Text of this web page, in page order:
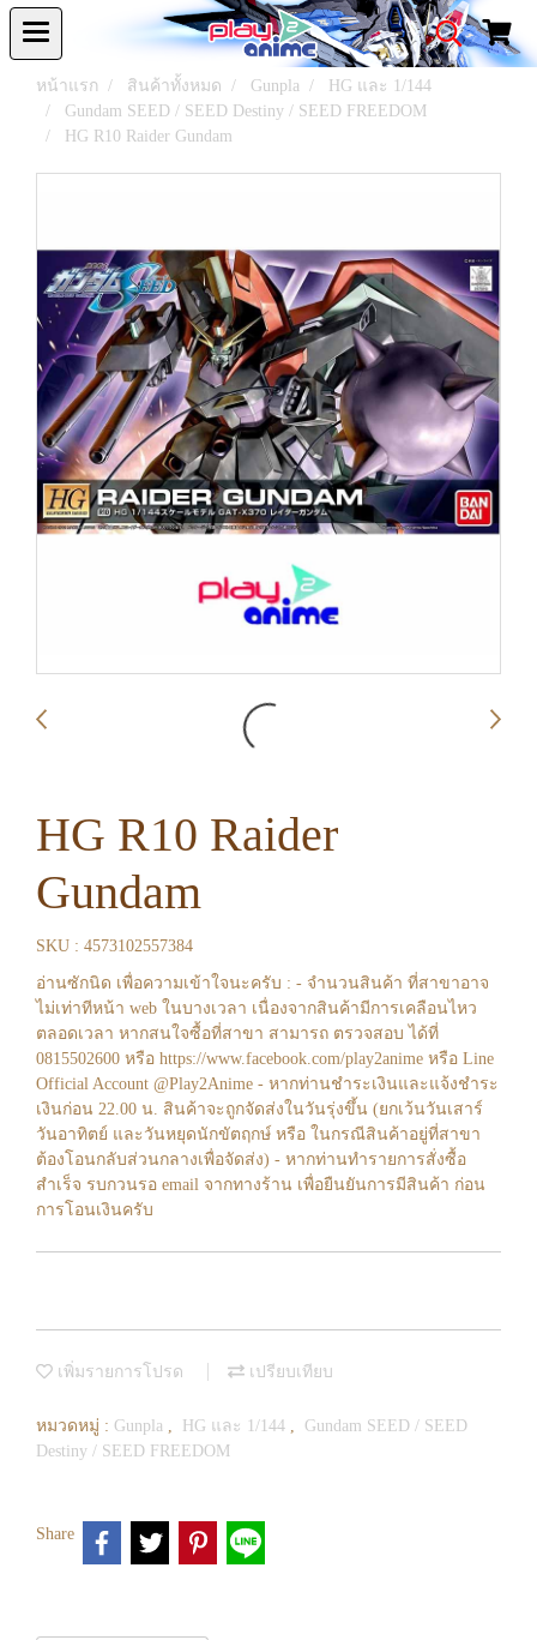
หน้าแรก สินค้าทั้งหมด Gunpla
HG และ 1/144
Gundam SEED / SEED Destiny / SEED FREEDOM
HG R10 Raider Gundam
HG R10 Raider
Gundam
SKU : 4573102557384
อ่านซักนิด เพื่อความเข้าใจนะครับ : - จำนวนสินค้า ที่สาขาอาจ
ไม่เท่าทีหน้า web ในบางเวลา เนื่องจากสินค้ามีการเคลือนไหว
ตลอดเวลา หากสนใจซื้อที่สาขา สามารถ ตรวจสอบ ได้ที่
0815502600 หรือ https://www.facebook.com/play2anime หรือ Line
Official Account @Play2Anime - หากท่านชำระเงินและแจ้งชำระ
เงินก่อน 22.00 น. สินค้าจะถูกจัดส่งในวันรุ่งขึ้น (ยกเว้นวันเสาร์
วันอาทิตย์ และวันหยุดนักขัตฤกษ์ หรือ ในกรณีสินค้าอยู่ที่สาขา
ต้องโอนกลับส่วนกลางเพื่อจัดส่ง) - หากท่านทำรายการสั่งซื้อ
สำเร็จ รบกวนรอ email จากทางร้าน เพื่อยืนยันการมีสินค้า ก่อน
การโอนเงินครับ
เพิ่มรายการโปรด เปรียบเทียบ
หมวดหมู่ : Gunpla , HG และ 1/144 ,
Gundam SEED / SEED
Destiny / SEED FREEDOM
Share